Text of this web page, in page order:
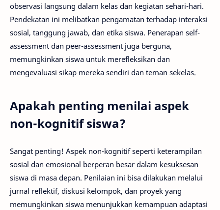
observasi langsung dalam kelas dan kegiatan sehari-hari.
Pendekatan ini melibatkan pengamatan terhadap interaksi
sosial, tanggung jawab, dan etika siswa. Penerapan self-
assessment dan peer-assessment juga berguna,
memungkinkan siswa untuk merefleksikan dan
mengevaluasi sikap mereka sendiri dan teman sekelas.
Apakah penting menilai aspek
non-kognitif siswa?
Sangat penting! Aspek non-kognitif seperti keterampilan
sosial dan emosional berperan besar dalam kesuksesan
siswa di masa depan. Penilaian ini bisa dilakukan melalui
jurnal reflektif, diskusi kelompok, dan proyek yang
memungkinkan siswa menunjukkan kemampuan adaptasi